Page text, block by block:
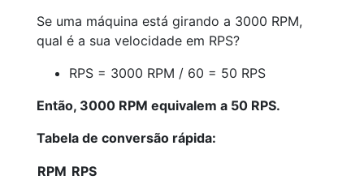
Se uma máquina está girando a 3000 RPM,
qual é a sua velocidade em RPS?
RPS = 3000 RPM / 60 = 50 RPS
Então, 3000 RPM equivalem a 50 RPS.
Tabela de conversão rápida:
RPM RPS